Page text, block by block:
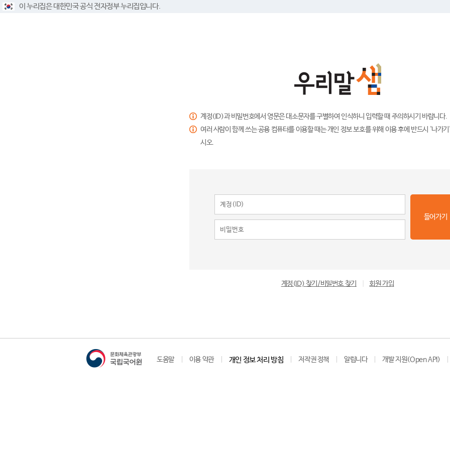
이 누리집은 대한민국 공식 전자정부 누리집입니다.
계정(ID)과 비밀번호에서 영문은 대소문자를 구별하여 인식하니 입력할 때 주의하시기 바랍니다.
여러 사람이 함께 쓰는 공용 컴퓨터를 이용할 때는 개인 정보 보호를 위해 이용 후에 반드시 '나가
시오.
들어가기
계정(ID) 찾기/비밀번호 찾기 회원 가입
도움말 이용 약관 개인 정보 처리 방침 저작권 정책 알립니다 개발 지원(Open API)